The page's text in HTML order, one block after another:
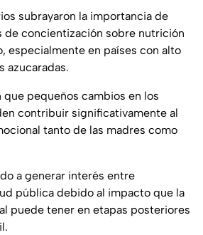
subrayaron la importancia de
de concientización sobre nutrición
especialmente en países con alto
azucaradas.
que pequeños cambios en los
contribuir significativamente al
tanto de las madres como
a generar interés entre
pública debido al impacto que la
puede tener en etapas posteriores